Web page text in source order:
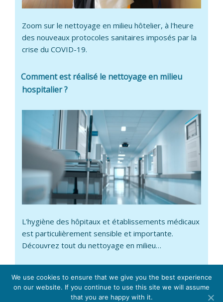
Zoom sur le nettoyage en milieu hôtelier, à l'heure
des nouveaux protocoles sanitaires imposés par la
crise du COVID-19.
Comment est réalisé le nettoyage en milieu
hospitalier ?
L'hygiène des hôpitaux et établissements médicaux
est particulièrement sensible et importante.
Découvrez tout du nettoyage en milieu…
Tout savoir sur le nettoyage professionnel :
We use cookies to ensure that we give you the best experience
on our website. If you continue to use this site we will assume
that you are happy with it.